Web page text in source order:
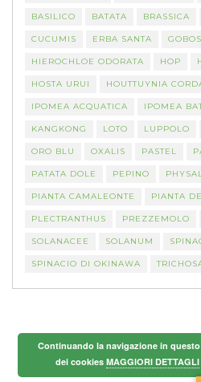
BASILICO BATATA BRASSICA
CUCUMIS ERBA SANTA
HIEROCHLOE ODORATA HOP
HOSTA URUI HOUTTUYNIA
IPOMEA ACQUATICA IPOMEA
KANGKONG LOTO LUPPOLO
ORO BLU OXALIS PASTEL
PATATA DOLE PEPINO
PIANTA CAMALEONTE PIANTA
PLECTRANTHUS PREZZEMOLO
SOLANACEE SOLANUM
SPINACIO DI OKINAWA
Continuando la navigazione in
dei cookiesMAGGIORI DETTAGLI